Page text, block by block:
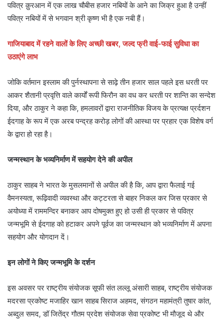
पवित्र क़ुरआन में एक लाख चौबीस हजार नबियों के आने का जिक्र हुआ है उन्हीं
पवित्र नबियों में से भगवान श्री कृष्ण भी है एक नबी हैं।
गाजियाबाद में रहने वालों के लिए अच्छी खबर, जल्द फ्री वाई-फाई सुविधा का
उठाएंगे लाभ
जोकि वर्तमान इस्लाम की पुर्नस्थापना से साढ़े तीन हजार साल पहले इस धरती पर
आकर शैतानी प्रवृत्ति वाले कार्यों रूपी फिरौन का वध कर धरती पर शान्ति का सन्देश
दिया, और ठाकुर ने कहा कि, हमलावरों द्वारा राजनीतिक विजय के प्रत्यक्ष प्रर्दशन
ईदगाह के रूप में एक अरब पन्द्रह करोड़ लोगों की आस्था पर प्रहार एक विशेष वर्ग
के द्वारा हो रहा है।
जन्मस्थान के भव्यनिर्माण में सहयोग देने की अपील
ठाकुर साहब ने भारत के मुसलमानों से अपील की है कि, आप द्वारा फैलाई गई
वैमनस्यता, रूढ़िवादी व्यवस्था और कट्टरता से बाहर निकल कर जिस प्रकार से
अयोध्या में राममन्दिर बनाकर आप दोषमुक्त हुए हो उसी ही प्रकार से पवित्र
जन्मभूमि से ईदगाह को हटाकर अपने पूर्वज का जन्मस्थान को भव्यनिर्माण में अपना
सहयोग और योगदान दें।
इन लोगों ने किए जन्मभूमि के दर्शन
इस अवसर पर राष्ट्रीय संयोजक सूफी संत लल्लू अंसारी साहब, राष्ट्रीय संयोजक
मदरसा प्रकोष्ट मजाहिर खान साहब सिराज अहमद, संगठन महामंत्री तुषार कांत,
अब्दुल समद, डॉ जितेंद्र गौतम प्रदेश संयोजक सेवा प्रकोष्ट भी मौजूद थे और